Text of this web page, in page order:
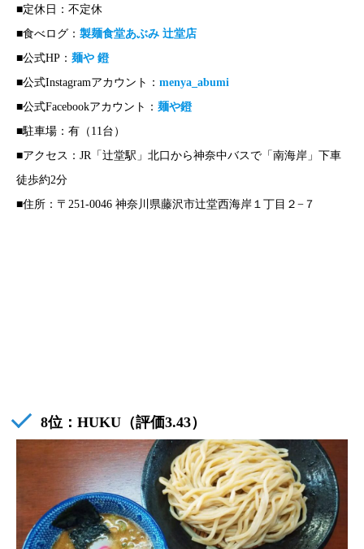
■定休日：不定休
■食べログ： 製麺食堂あぶみ 辻堂店
■公式HP： 麺や 鐙
■公式Instagramアカウント： menya_abumi
■公式Facebookアカウント： 麺や鐙
■駐車場：有（11台）
■アクセス：JR「辻堂駅」北口から神奈中バスで「南海岸」下車
徒歩約2分
■住所：〒251-0046 神奈川県藤沢市辻堂西海岸１丁目２−７
8位：HUKU（評価3.43）